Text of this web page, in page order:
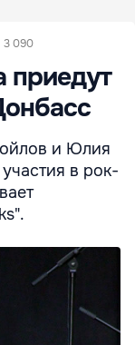
3 090
приедут
и Юлия
в рок-